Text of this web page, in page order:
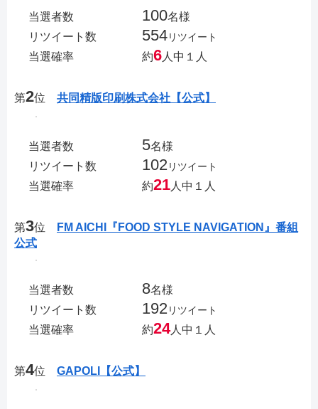
当選者数 100名様
リツイート数
554リツイート
当選確率 約6 人中１人
第2位 共同精版印刷株式会社【公式】
当選者数 5名様
リツイート数
102リツイート
当選確率 約21 人中１人
第3位
FM AICHI『FOOD STYLE NAVIGATION』番組
公式
当選者数 8名様
リツイート数
192リツイート
当選確率 約24人中１人
第4位 GAPOLI【公式】